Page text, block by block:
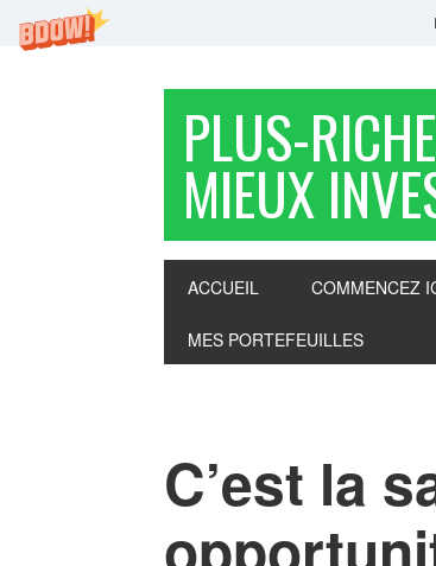
PLUS-
MIEUX
ACCUEIL COMMENCEZ
MES PORTEFEUILLES
C’est la